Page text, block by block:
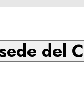
del